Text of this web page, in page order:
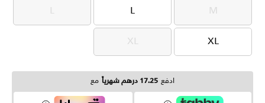
M
M
L
L
L
L
XL
XL
XL
XL
ادفع 17.25 درهم شهرياً مع